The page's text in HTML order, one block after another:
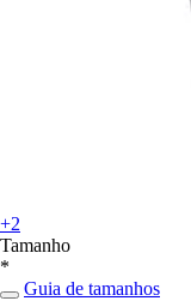
+2
Tamanho
*
Guia de tamanhos